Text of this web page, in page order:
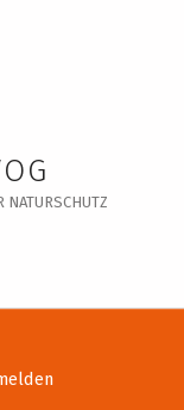
NATURSCHUTZ